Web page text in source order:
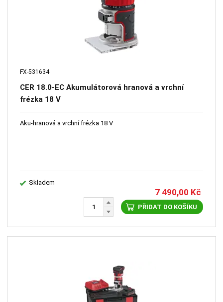
FX-531634
CER 18.0-EC Akumulátorová hranová a vrchní
frézka 18 V
Aku-hranová a vrchní frézka 18 V
Skladem
7 490,00 Kč
PŘIDAT DO KOŠÍKU